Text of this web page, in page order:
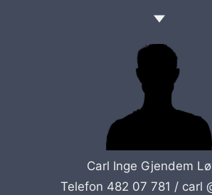
Carl Inge Gjendem
Telefon 482 07 781 / carl